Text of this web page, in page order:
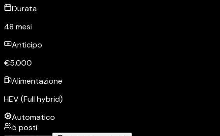
Durata
48 mesi
Anticipo
€5.000
Alimentazione
HEV (Full hybrid)
Automatico
5 posti